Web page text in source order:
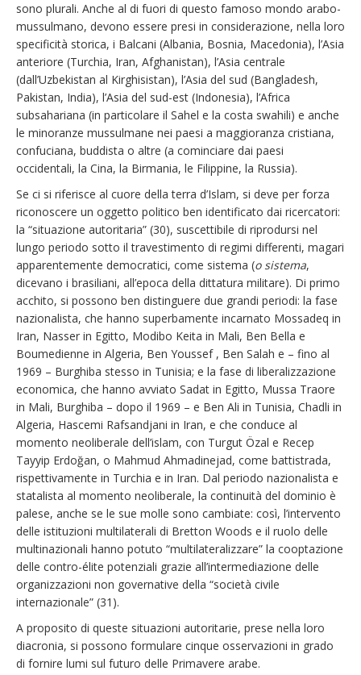
sono plurali. Anche al di fuori di questo famoso mondo arabo-
mussulmano, devono essere presi in considerazione, nella loro
specificità storica, i Balcani (Albania, Bosnia, Macedonia), l’Asia
anteriore (Turchia, Iran, Afghanistan), l’Asia centrale
(dall’Uzbekistan al Kirghisistan), l’Asia del sud (Bangladesh,
Pakistan, India), l’Asia del sud-est (Indonesia), l’Africa
subsahariana (in particolare il Sahel e la costa swahili) e anche
le minoranze mussulmane nei paesi a maggioranza cristiana,
confuciana, buddista o altre (a cominciare dai paesi
occidentali, la Cina, la Birmania, le Filippine, la Russia).
Se ci si riferisce al cuore della terra d’Islam, si deve per forza
riconoscere un oggetto politico ben identificato dai ricercatori:
la “situazione autoritaria” (30), suscettibile di riprodursi nel
lungo periodo sotto il travestimento di regimi differenti, magari
apparentemente democratici, come sistema (o sistema,
dicevano i brasiliani, all’epoca della dittatura militare). Di primo
acchito, si possono ben distinguere due grandi periodi: la fase
nazionalista, che hanno superbamente incarnato Mossadeq in
Iran, Nasser in Egitto, Modibo Keita in Mali, Ben Bella e
Boumedienne in Algeria, Ben Youssef , Ben Salah e – fino al
1969 – Burghiba stesso in Tunisia; e la fase di liberalizzazione
economica, che hanno avviato Sadat in Egitto, Mussa Traore
in Mali, Burghiba – dopo il 1969 – e Ben Ali in Tunisia, Chadli in
Algeria, Hascemi Rafsandjani in Iran, e che conduce al
momento neoliberale dell’islam, con Turgut Özal e Recep
Tayyip Erdoğan, o Mahmud Ahmadinejad, come battistrada,
rispettivamente in Turchia e in Iran. Dal periodo nazionalista e
statalista al momento neoliberale, la continuità del dominio è
palese, anche se le sue molle sono cambiate: così, l’intervento
delle istituzioni multilaterali di Bretton Woods e il ruolo delle
multinazionali hanno potuto “multilateralizzare” la cooptazione
delle contro-élite potenziali grazie all’intermediazione delle
organizzazioni non governative della “società civile
internazionale” (31).
A proposito di queste situazioni autoritarie, prese nella loro
diacronia, si possono formulare cinque osservazioni in grado
di fornire lumi sul futuro delle Primavere arabe.